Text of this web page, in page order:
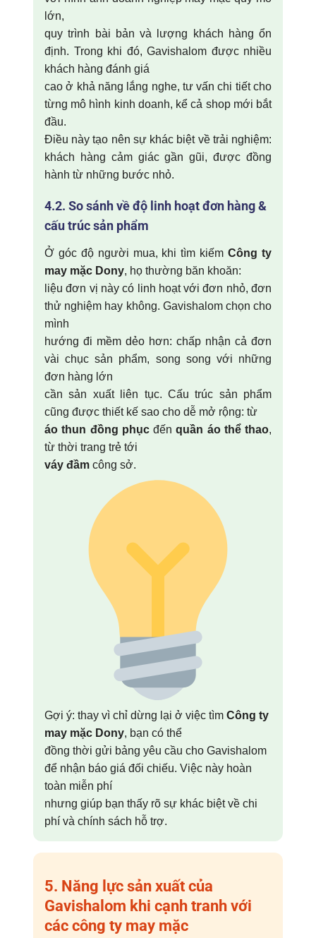
lớn,
quy trình bài bản và lượng khách hàng ổn
định. Trong khi đó, Gavishalom được nhiều
khách hàng đánh giá
cao ở khả năng lắng nghe, tư vấn chi tiết cho
từng mô hình kinh doanh, kể cả shop mới bắt
đầu.
Điều này tạo nên sự khác biệt về trải nghiệm:
khách hàng cảm giác gần gũi, được đồng
hành từ những bước nhỏ.
4.2. So sánh về độ linh hoạt đơn hàng &
cấu trúc sản phẩm
Ở góc độ người mua, khi tìm kiếmCông ty
may mặc Dony, họ thường băn khoăn:
liệu đơn vị này có linh hoạt với đơn nhỏ, đơn
thử nghiệm hay không. Gavishalom chọn cho
mình
hướng đi mềm dẻo hơn: chấp nhận cả đơn
vài chục sản phẩm, song song với những
đơn hàng lớn
cần sản xuất liên tục. Cấu trúc sản phẩm
cũng được thiết kế sao cho dễ mở rộng: từ
áo thun đồng phụcđếnquần áo thể thao,
từ thời trang trẻ tới
váy đầm công sở.
Gợi ý: thay vì chỉ dừng lại ở việc tìm Công ty
may mặc Dony, bạn có thể
đồng thời gửi bảng yêu cầu cho Gavishalom
để nhận báo giá đối chiếu. Việc này hoàn
toàn miễn phí
nhưng giúp bạn thấy rõ sự khác biệt về chi
phí và chính sách hỗ trợ.
5. Năng lực sản xuất của
Gavishalom khi cạnh tranh với
các công ty may mặc